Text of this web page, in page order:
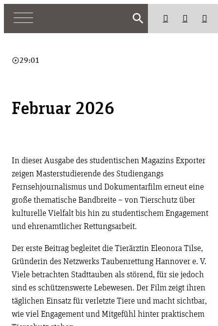
search
play_circle_outline29:01
Februar 2026
In dieser Ausgabe des studentischen Magazins Exporter
zeigen Masterstudierende des Studiengangs
Fernsehjournalismus und Dokumentarfilm erneut eine
große thematische Bandbreite – von Tierschutz über
kulturelle Vielfalt bis hin zu studentischem Engagement
und ehrenamtlicher Rettungsarbeit.
Der erste Beitrag begleitet die Tierärztin Eleonora Tilse,
Gründerin des Netzwerks Taubenrettung Hannover e. V.
Viele betrachten Stadttauben als störend, für sie jedoch
sind es schützenswerte Lebewesen. Der Film zeigt ihren
täglichen Einsatz für verletzte Tiere und macht sichtbar,
wie viel Engagement und Mitgefühl hinter praktischem